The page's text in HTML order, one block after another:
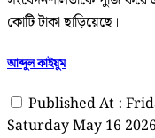
কোটি টাকা ছাড়িয়েছে।
আব্দুল কাইয়ুম
Published At :
Saturday May 16